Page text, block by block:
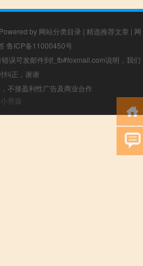
Powered by 网站分类目录 | 精选推荐文章 | 网
鲁ICP备11000450号
误可发邮件到f_fb#foxmail.com说明，我们
纠正，谢谢
不接盈利性广告及商业合作
小男孩